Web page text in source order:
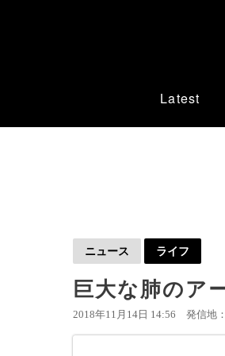
Latest
ニュース ライフ
巨大な肺のア
2018年11月14日 14:56 発信地